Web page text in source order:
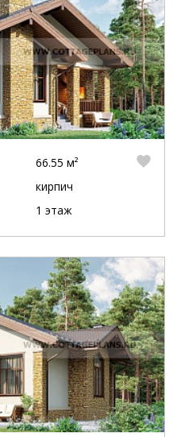
66.55 м²
кирпич
1 этаж